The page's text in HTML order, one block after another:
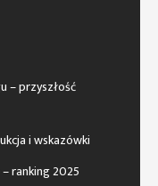
– przyszłość
i wskazówki
ranking 2025